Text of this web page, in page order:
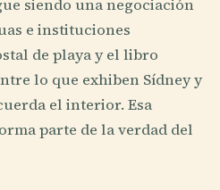
siendo una negociación
e instituciones
de playa y el libro
lo que exhiben Sídney y
el interior. Esa
parte de la verdad del